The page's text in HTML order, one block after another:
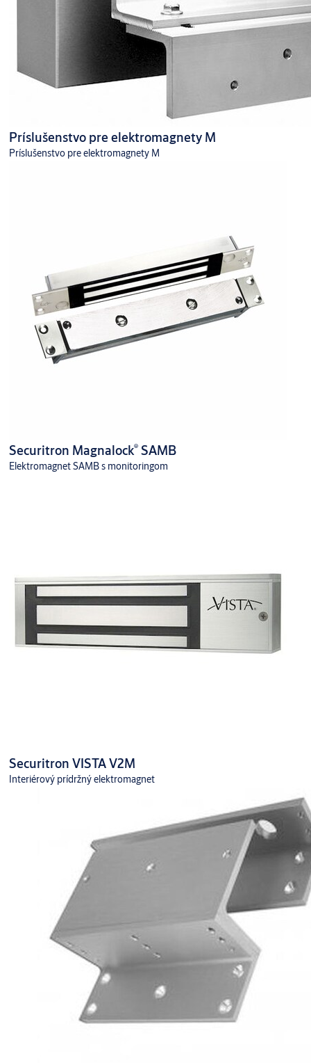
Príslušenstvo pre elektromagnety M
Príslušenstvo pre elektromagnety M
Securitron Magnalock®SAMB
Elektromagnet SAMB s monitoringom
Securitron VISTA V2M
Interiérový prídržný elektromagnet